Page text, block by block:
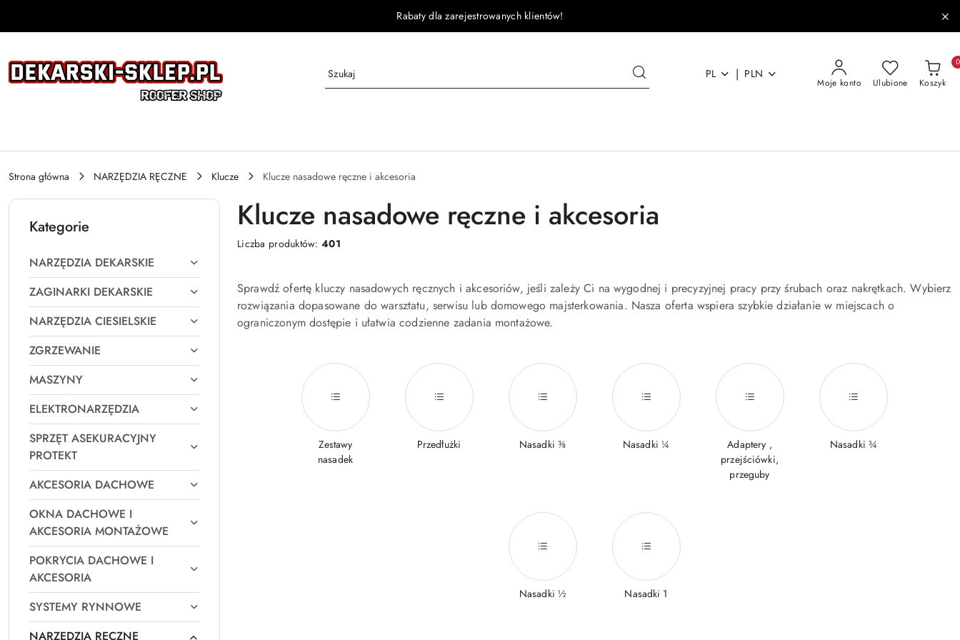
Rabaty dla zarejestrowanych klientów!
PL | PLN
Moje konto Ulubione Koszyk
0
Strona główna NARZĘDZIA RĘCZNE Klucze Klucze nasadowe ręczne i akcesoria
Kategorie
NARZĘDZIA DEKARSKIE
ZAGINARKI DEKARSKIE
NARZĘDZIA CIESIELSKIE
ZGRZEWANIE
MASZYNY
ELEKTRONARZĘDZIA
SPRZĘT ASEKURACYJNY
PROTEKT
AKCESORIA DACHOWE
OKNA DACHOWE I
AKCESORIA MONTAŻOWE
POKRYCIA DACHOWE I
AKCESORIA
SYSTEMY RYNNOWE
NARZĘDZIA RĘCZNE
Klucze nasadowe ręczne i akcesoria
Liczba produktów:401
Sprawdź ofertę kluczy nasadowych ręcznych i akcesoriów, jeśli zależy Ci na wygodnej i precyzyjnej pracy przy śrubach oraz nakrętkach. Wybierz
rozwiązania dopasowane do warsztatu, serwisu lub domowego majsterkowania. Nasza oferta wspiera szybkie działanie w miejscach o
ograniczonym dostępie i ułatwia codzienne zadania montażowe.
Zestawy
nasadek
Przedłużki Nasadki ⅜ Nasadki ¼
Adaptery ,
przejściówki,
przeguby
Nasadki ¾
Nasadki ½ Nasadki 1